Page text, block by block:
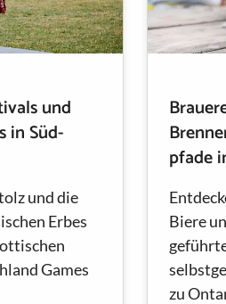
und
in Süd-
und die
Erbes
Games
pfade
Biere
zu